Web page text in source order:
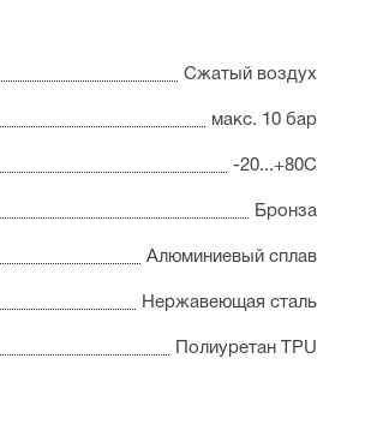
Сжатый воздух
макс. 10 бар
-20...+80С
Бронза
Алюминиевый сплав
Нержавеющая сталь
Полиуретан TPU